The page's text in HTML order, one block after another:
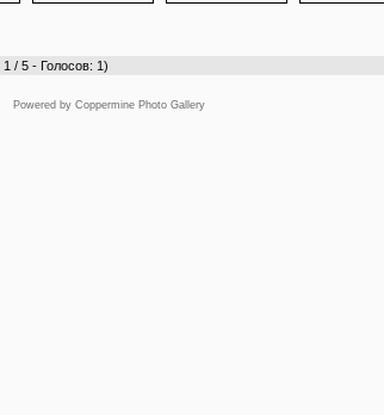
/ 5 - Голосов: 1)
Powered by Coppermine Photo Gallery